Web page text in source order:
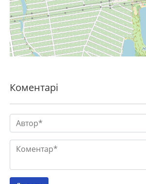
Коментарі